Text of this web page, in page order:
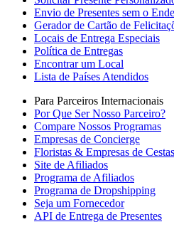
Envio de Presentes sem o
Gerador de Cartão de
Locais de Entrega Especiais
Política de Entregas
Encontrar um Local
Lista de Países Atendidos
Para Parceiros Internacionais
Por Que Ser Nosso Parceiro?
Compare Nossos Programas
Empresas de Concierge
Floristas & Empresas de
Site de Afiliados
Programa de Afiliados
Programa de Dropshipping
Seja um Fornecedor
API de Entrega de Presentes